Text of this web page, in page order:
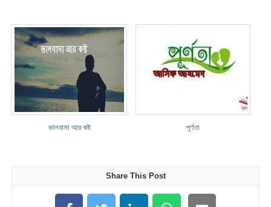
ভালবাসা আর কষ্ট পূর্ণতা
Share This Post